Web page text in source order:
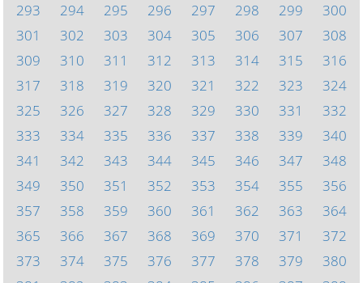
293
294 295 296 297 298 299
300
301
302 303 304 305 306 307
308
309
310 311 312 313 314 315
316
317
318 319 320 321 322 323
324
325
326 327 328 329 330 331
332
333
334 335 336 337 338 339
340
341
342 343 344 345 346 347
348
349
350 351 352 353 354 355
356
357
358 359 360 361 362 363
364
365
366 367 368 369 370 371
372
373
374 375 376 377 378 379
380